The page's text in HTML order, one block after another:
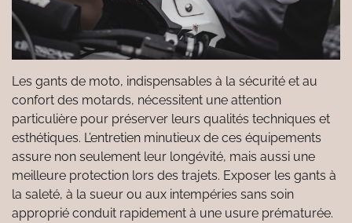
Les gants de moto, indispensables à la sécurité et au
confort des motards, nécessitent une attention
particulière pour préserver leurs qualités techniques et
esthétiques. L’entretien minutieux de ces équipements
assure non seulement leur longévité, mais aussi une
meilleure protection lors des trajets. Exposer les gants à
la saleté, à la sueur ou aux intempéries sans soin
approprié conduit rapidement à une usure prématurée.